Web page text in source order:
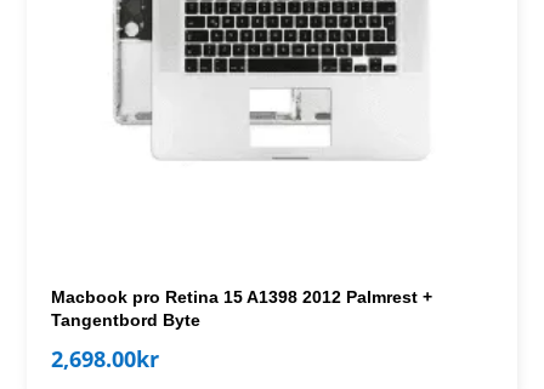
Macbook pro Retina 15 A1398 2012 Palmrest +
Tangentbord Byte
2,698.00kr